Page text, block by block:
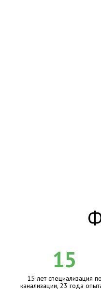
15
15 лет специализация по
канализации, 23 года